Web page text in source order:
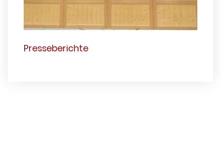
Presseberichte